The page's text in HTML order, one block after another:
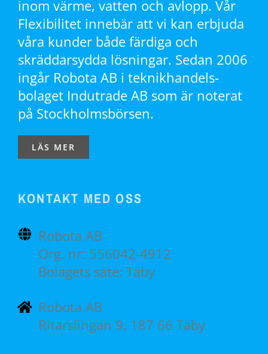
inom värme, vatten och avlopp. Vår
Flexibilitet innebär att vi kan erbjuda
våra kunder både färdiga och
skräddarsydda lösningar. Sedan 2006
ingår Robota AB i teknikhandels-
bolaget Indutrade AB som är noterat
på Stockholmsbörsen.
LÄS MER
KONTAKT MED OSS
Robota AB
Org. nr: 556042-4912
Bolagets säte: Täby
Robota AB
Ritarslingan 9, 187 66 Täby